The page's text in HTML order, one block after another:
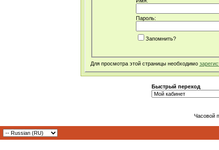
Пароль:
Запомнить?
Для просмотра этой страницы необходимо
Быстрый переход
Часовой